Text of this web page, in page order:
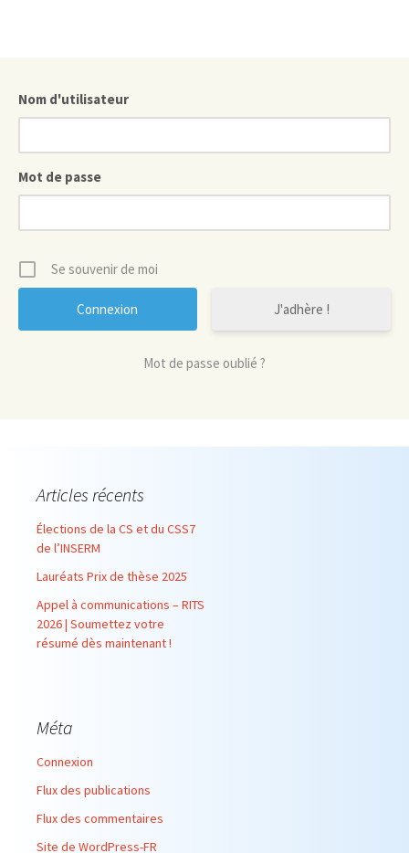
Nom d'utilisateur
Mot de passe
Se souvenir de moi
J'adhère !
Mot de passe oublié ?
Articles récents
Élections de la CS et du CSS7
de l’INSERM
Lauréats Prix de thèse 2025
Appel à communications – RITS
2026 | Soumettez votre
résumé dès maintenant !
Méta
Connexion
Flux des publications
Flux des commentaires
Site de WordPress-FR